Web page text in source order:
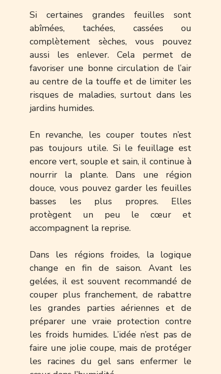
Si certaines grandes feuilles sont
abîmées, tachées, cassées ou
complètement sèches, vous pouvez
aussi les enlever. Cela permet de
favoriser une bonne circulation de l’air
au centre de la touffe et de limiter les
risques de maladies, surtout dans les
jardins humides.
En revanche, les couper toutes n’est
pas toujours utile. Si le feuillage est
encore vert, souple et sain, il continue à
nourrir la plante. Dans une région
douce, vous pouvez garder les feuilles
basses les plus propres. Elles
protègent un peu le cœur et
accompagnent la reprise.
Dans les régions froides, la logique
change en fin de saison. Avant les
gelées, il est souvent recommandé de
couper plus franchement, de rabattre
les grandes parties aériennes et de
préparer une vraie protection contre
les froids humides. L’idée n’est pas de
faire une jolie coupe, mais de protéger
les racines du gel sans enfermer le